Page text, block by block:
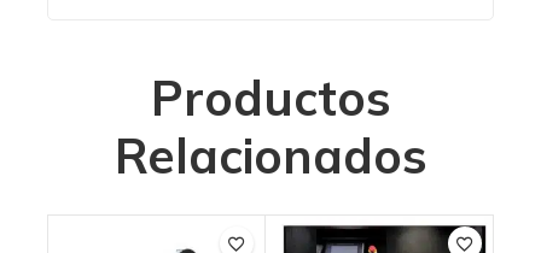
Productos
Relacionados